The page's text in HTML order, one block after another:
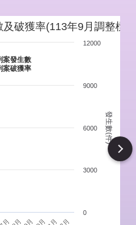
發生數(件)
破獲率(113年9月調整標
案發生數
案破獲率
0
3000
6000
9000
12000